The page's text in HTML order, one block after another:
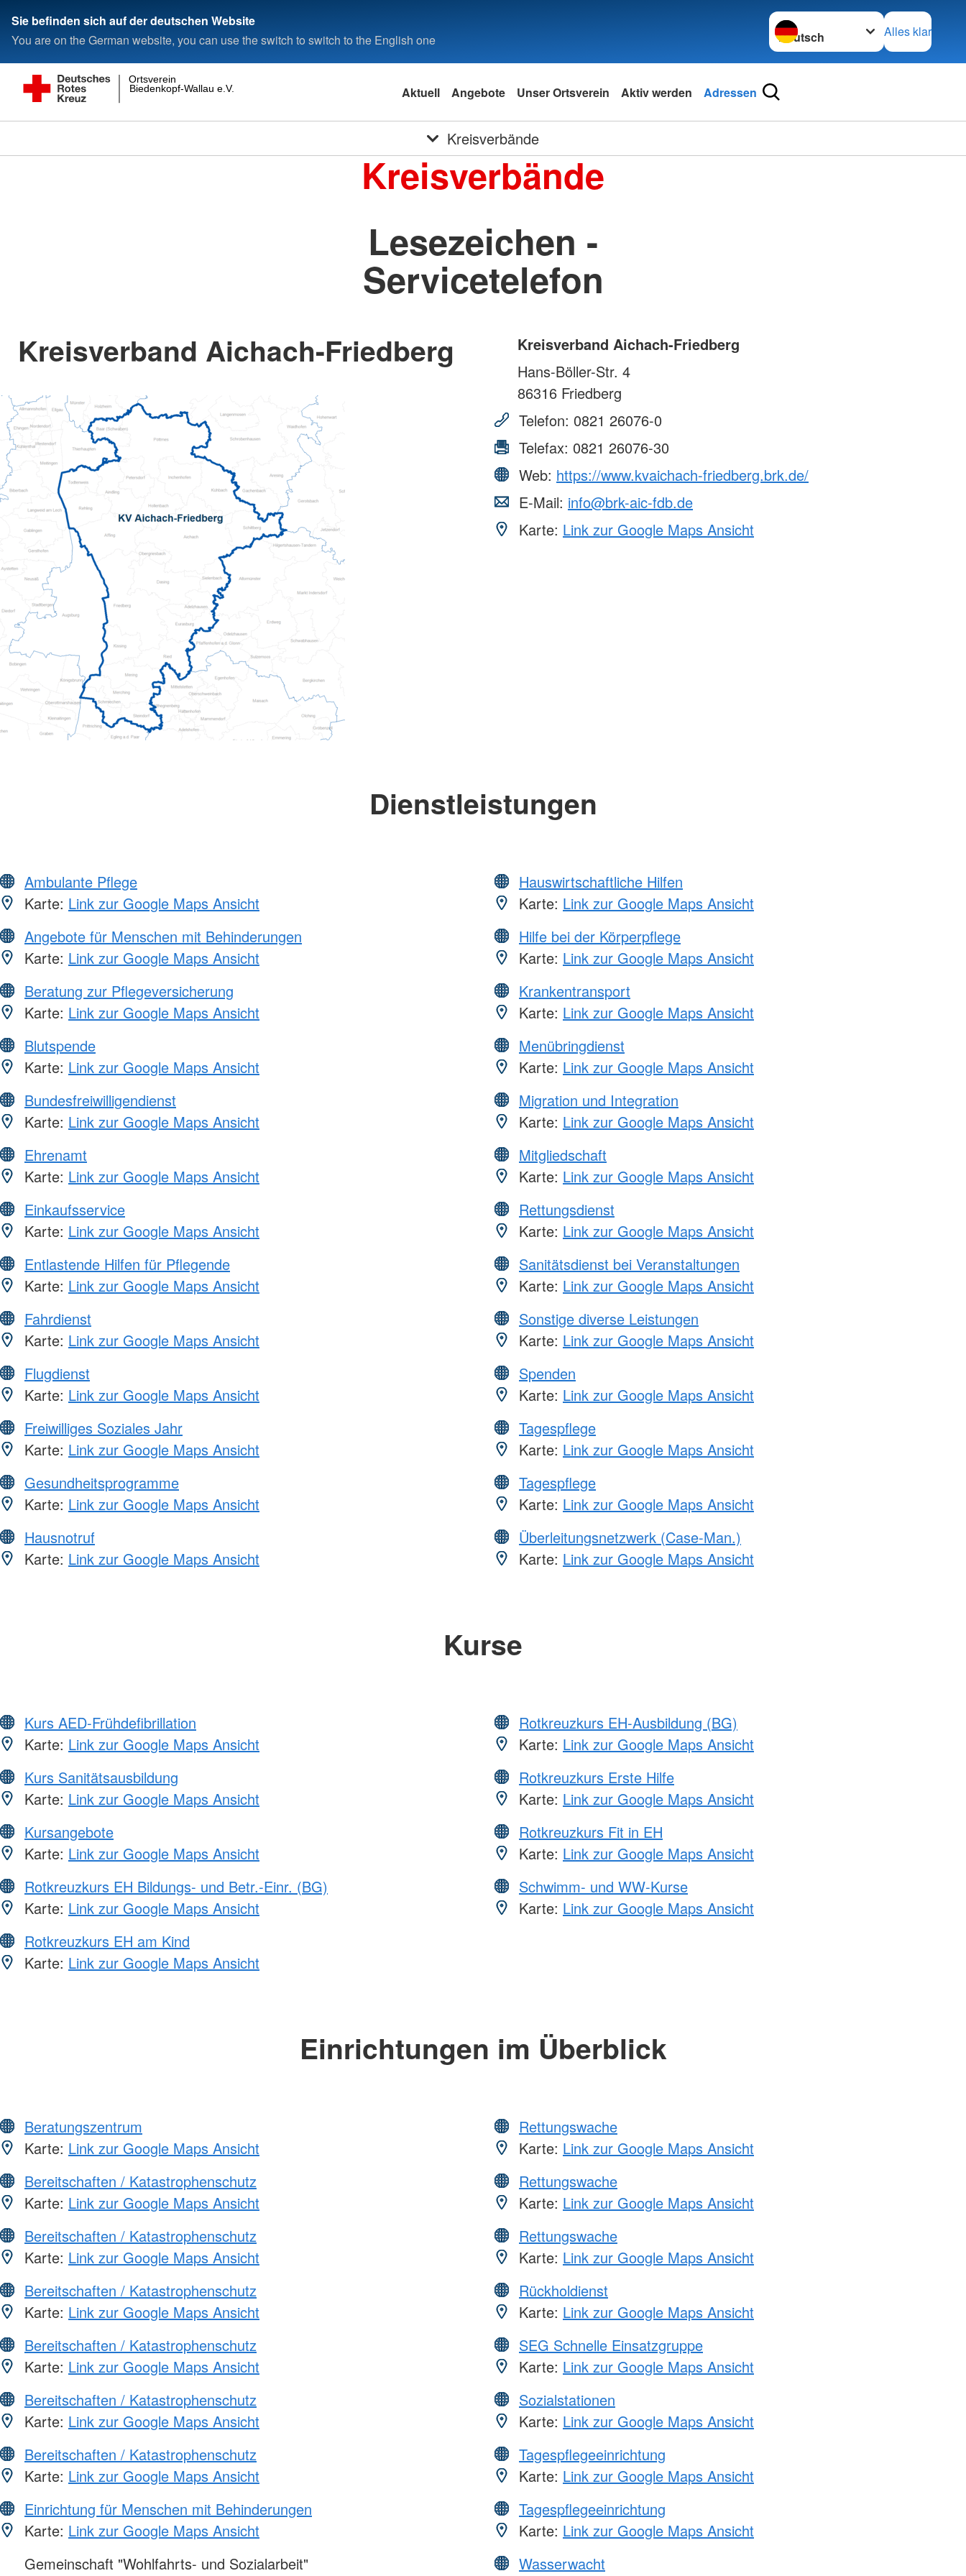
Sie befinden sich auf der deutschen Website
You are on the German website, you can use the switch to switch to the English one
Sprache wechseln zu
Alles klar
Biedenkopf-Wallau e.V.
Ortsverein
Aktuell Angebote Unser Ortsverein Aktiv werden Adressen
Kreisverbände
Kreisverbände
Lesezeichen -
Servicetelefon
Kreisverband Aichach-Friedberg
Kreisverband Aichach-Friedberg
Hans-Böller-Str. 4
86316 Friedberg
Telefon: 0821 26076-0
Telefax: 0821 26076-30
Web: https://www.kvaichach-friedberg.brk.de/
E-Mail: info@brk-aic-fdb.de
Karte: Link zur Google Maps Ansicht
Dienstleistungen
Ambulante Pflege
Karte: Link zur Google Maps Ansicht
Angebote für Menschen mit Behinderungen
Karte: Link zur Google Maps Ansicht
Beratung zur Pflegeversicherung
Karte: Link zur Google Maps Ansicht
Blutspende
Karte: Link zur Google Maps Ansicht
Bundesfreiwilligendienst
Karte: Link zur Google Maps Ansicht
Ehrenamt
Karte: Link zur Google Maps Ansicht
Einkaufsservice
Karte: Link zur Google Maps Ansicht
Entlastende Hilfen für Pflegende
Karte: Link zur Google Maps Ansicht
Fahrdienst
Karte: Link zur Google Maps Ansicht
Flugdienst
Karte: Link zur Google Maps Ansicht
Freiwilliges Soziales Jahr
Karte: Link zur Google Maps Ansicht
Gesundheitsprogramme
Karte: Link zur Google Maps Ansicht
Hausnotruf
Karte: Link zur Google Maps Ansicht
Hauswirtschaftliche Hilfen
Karte: Link zur Google Maps Ansicht
Hilfe bei der Körperpflege
Karte: Link zur Google Maps Ansicht
Krankentransport
Karte: Link zur Google Maps Ansicht
Menübringdienst
Karte: Link zur Google Maps Ansicht
Migration und Integration
Karte: Link zur Google Maps Ansicht
Mitgliedschaft
Karte: Link zur Google Maps Ansicht
Rettungsdienst
Karte: Link zur Google Maps Ansicht
Sanitätsdienst bei Veranstaltungen
Karte: Link zur Google Maps Ansicht
Sonstige diverse Leistungen
Karte: Link zur Google Maps Ansicht
Spenden
Karte: Link zur Google Maps Ansicht
Tagespflege
Karte: Link zur Google Maps Ansicht
Tagespflege
Karte: Link zur Google Maps Ansicht
Überleitungsnetzwerk (Case-Man.)
Karte: Link zur Google Maps Ansicht
Kurse
Kurs AED-Frühdefibrillation
Karte: Link zur Google Maps Ansicht
Kurs Sanitätsausbildung
Karte: Link zur Google Maps Ansicht
Kursangebote
Karte: Link zur Google Maps Ansicht
Rotkreuzkurs EH Bildungs- und Betr.-Einr. (BG)
Karte: Link zur Google Maps Ansicht
Rotkreuzkurs EH am Kind
Karte: Link zur Google Maps Ansicht
Rotkreuzkurs EH-Ausbildung (BG)
Karte: Link zur Google Maps Ansicht
Rotkreuzkurs Erste Hilfe
Karte: Link zur Google Maps Ansicht
Rotkreuzkurs Fit in EH
Karte: Link zur Google Maps Ansicht
Schwimm- und WW-Kurse
Karte: Link zur Google Maps Ansicht
Einrichtungen im Überblick
Beratungszentrum
Karte: Link zur Google Maps Ansicht
Bereitschaften / Katastrophenschutz
Karte: Link zur Google Maps Ansicht
Bereitschaften / Katastrophenschutz
Karte: Link zur Google Maps Ansicht
Bereitschaften / Katastrophenschutz
Karte: Link zur Google Maps Ansicht
Bereitschaften / Katastrophenschutz
Karte: Link zur Google Maps Ansicht
Bereitschaften / Katastrophenschutz
Karte: Link zur Google Maps Ansicht
Bereitschaften / Katastrophenschutz
Karte: Link zur Google Maps Ansicht
Einrichtung für Menschen mit Behinderungen
Karte: Link zur Google Maps Ansicht
Gemeinschaft "Wohlfahrts- und Sozialarbeit"
Rettungswache
Karte: Link zur Google Maps Ansicht
Rettungswache
Karte: Link zur Google Maps Ansicht
Rettungswache
Karte: Link zur Google Maps Ansicht
Rückholdienst
Karte: Link zur Google Maps Ansicht
SEG Schnelle Einsatzgruppe
Karte: Link zur Google Maps Ansicht
Sozialstationen
Karte: Link zur Google Maps Ansicht
Tagespflegeeinrichtung
Karte: Link zur Google Maps Ansicht
Tagespflegeeinrichtung
Karte: Link zur Google Maps Ansicht
Wasserwacht